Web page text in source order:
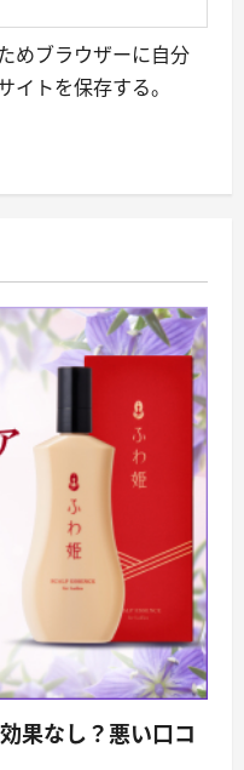
めブラウザーに自分
イトを保存する。
果なし？悪い口コ